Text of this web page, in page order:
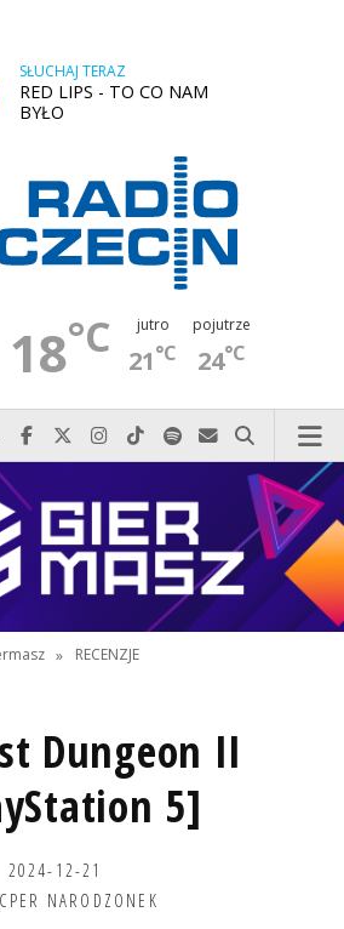
SŁUCHAJ TERAZ
RED LIPS - TO CO NAM
BYŁO
18°C jutro
21°C
pojutrze
24°C
Najlepiej po prostu do nas zadzwoń
Odwiedź nas na Facebook-u
Odwiedź nas na X
Odwiedź nas na Instagram-ie
Odwiedź nas na TikTok-u
Szukaj nas na Spotify
Wyślij do nas
Szukaj
» RECENZJE
Dungeon II
5]
2024-12-21
NARODZONEK